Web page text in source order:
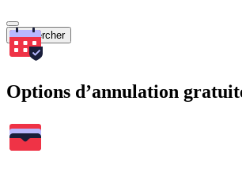
Rechercher
Options d’annulation